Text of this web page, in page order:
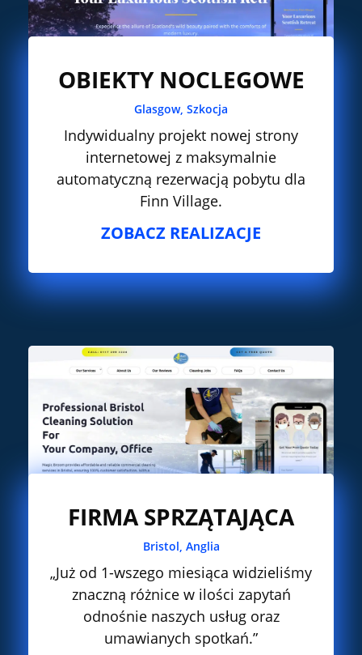
OBIEKTY NOCLEGOWE
Glasgow, Szkocja
Indywidualny projekt nowej strony
internetowej z maksymalnie
automatyczną rezerwacją pobytu dla
Finn Village.
ZOBACZ REALIZACJE
FIRMA SPRZĄTAJĄCA
Bristol, Anglia
„Już od 1-wszego miesiąca widzieliśmy
znaczną różnice w ilości zapytań
odnośnie naszych usług oraz
umawianych spotkań.”